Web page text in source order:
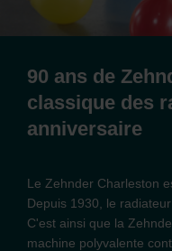
90 ans de
classique des
anniversaire
Le Zehnder Charleston
Depuis 1930, le
C'est ainsi que la
machine polyvalente